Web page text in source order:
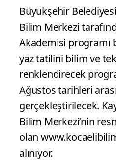
Büyükşehir
Bilim Merkezi
Akademisi programı
yaz tatilini bilim ve
renklendirecek
Ağustos tarihleri
gerçekleştirilecek.
Bilim Merkezi’nin
olan
alınıyor.